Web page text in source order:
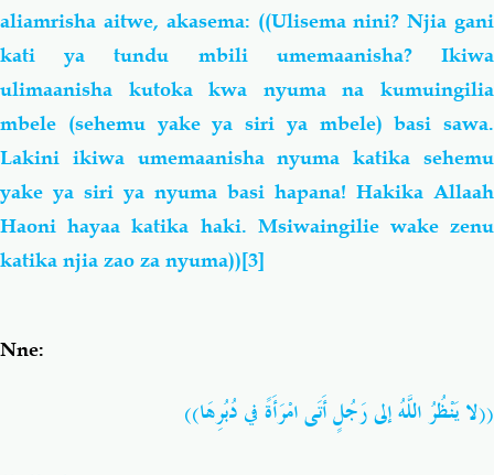
aliamrisha aitwe, akasema: ((Ulisema nini? Njia gani
kati ya tundu mbili umemaanisha? Ikiwa
ulimaanisha kutoka kwa nyuma na kumuingilia
mbele (sehemu yake ya siri ya mbele) basi sawa.
Lakini ikiwa umemaanisha nyuma katika sehemu
yake ya siri ya nyuma basi hapana! Hakika Allaah
Haoni hayaa katika haki. Msiwaingilie wake zenu
katika njia zao za nyuma))[3]
Nne:
((لا يَنْظُرُ اللَّهُ إلى رَجُلٍ أَتَى امْرَأَةً في دُبُرِهَا))